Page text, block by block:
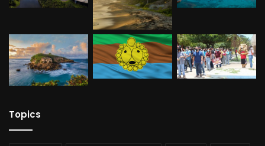
Topics